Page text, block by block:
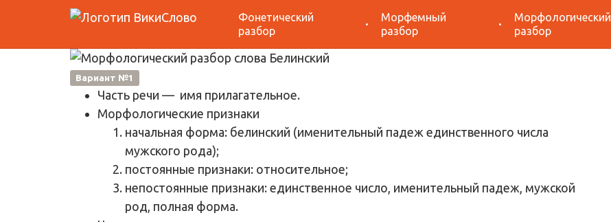
Фонетический
разбор
Морфемный
разбор
Морфологический
разбор
Морфологический разбор «Белинский»
Вариант №1
Часть речи — имя прилагательное.
Морфологические признаки
начальная форма: белинский (именительный падеж единственного числа
мужского рода);
постоянные признаки: относительное;
непостоянные признаки: единственное число, именительный падеж, мужской
род, полная форма.